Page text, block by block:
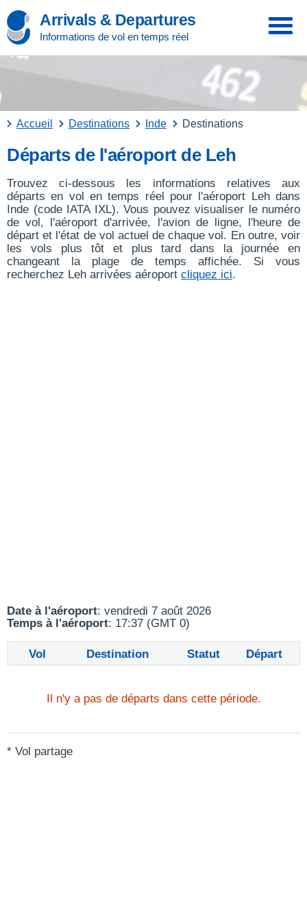
Arrivals & Departures
Informations de vol en temps réel
Accueil Destinations Inde Destinations
Départs de l'aéroport de Leh
Trouvez ci-dessous les informations relatives aux
départs en vol en temps réel pour l'aéroport Leh dans
Inde (code IATA IXL). Vous pouvez visualiser le numéro
de vol, l'aéroport d'arrivée, l'avion de ligne, l'heure de
départ et l'état de vol actuel de chaque vol. En outre, voir
les vols plus tôt et plus tard dans la journée en
changeant la plage de temps affichée. Si vous
recherchez Leh arrivées aéroport cliquez ici.
Date à l'aéroport: vendredi 7 août 2026
Temps à l'aéroport: 17:37 (GMT 0)
Vol Destination Statut Départ
Il n'y a pas de départs dans cette période.
* Vol partage